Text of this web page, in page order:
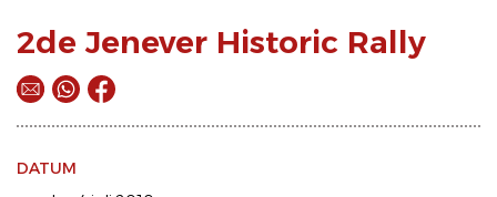
2de Jenever Historic Rally
DATUM